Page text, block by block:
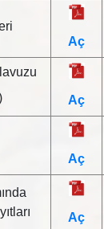
Aç
Aç
Aç
Aç